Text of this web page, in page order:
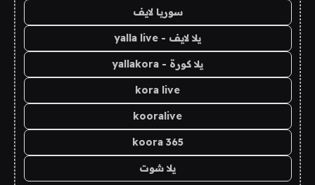
سوريا لايف
يلا لايف - yalla live
يلا كورة - yallakora
kora live
kooralive
koora 365
يلا شوت